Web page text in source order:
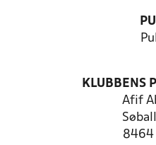
KLUBBENS
Afif
8464